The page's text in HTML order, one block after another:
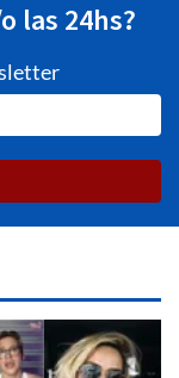
las 24hs?